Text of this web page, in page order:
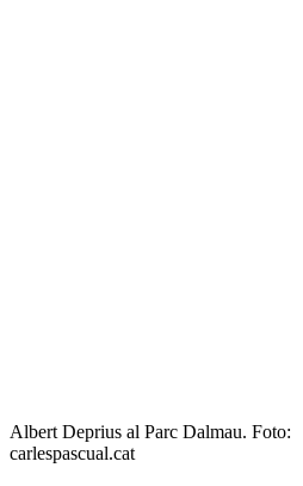
Albert Deprius al Parc Dalmau. Foto:
carlespascual.cat